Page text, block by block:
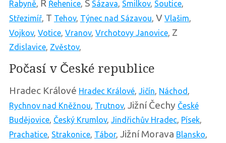
Rabyně, Ř Řehenice, S Sázava, Smilkov, Soutice,
Střezimíř, T Tehov, Týnec nad Sázavou, V Vlašim,
Vojkov, Votice, Vranov, Vrchotovy Janovice, Z
Zdislavice, Zvěstov,
Počasí v České republice
Hradec Králové Hradec Králové, Jičín, Náchod ,
Rychnov nad Kněžnou, Trutnov, Jižní Čechy České
Budějovice, Český Krumlov, Jindřichův Hradec, Písek,
Prachatice, Strakonice, Tábor, Jižní Morava Blansko,